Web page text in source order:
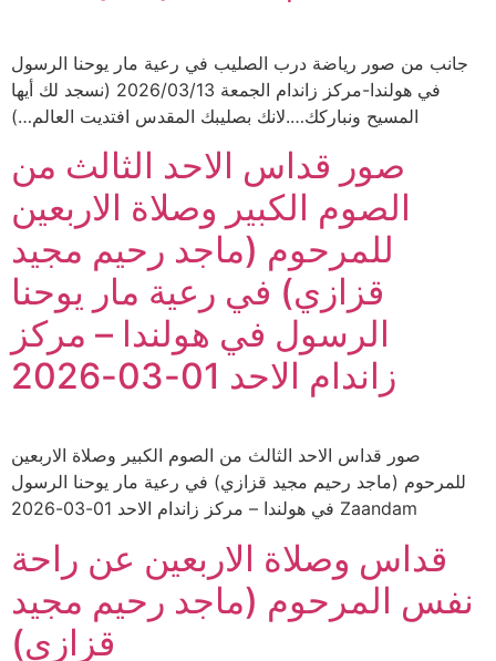
جانب من صور رياضة درب الصليب في رعية مار يوحنا الرسول
في هولندا-مركز زاندام الجمعة 2026/03/13 (نسجد لك أيها
المسيح ونباركك….لانك بصليبك المقدس افتديت العالم…)
صور قداس الاحد الثالث من
الصوم الكبير وصلاة الاربعين
للمرحوم (ماجد رحيم مجيد
قزازي) في رعية مار يوحنا
الرسول في هولندا – مركز
زاندام الاحد 01-03-2026
صور قداس الاحد الثالث من الصوم الكبير وصلاة الاربعين
للمرحوم (ماجد رحيم مجيد قزازي) في رعية مار يوحنا الرسول
في هولندا – مركز زاندام الاحد 01-03-2026 Zaandam
قداس وصلاة الاربعين عن راحة
نفس المرحوم (ماجد رحيم مجيد
قزازي)